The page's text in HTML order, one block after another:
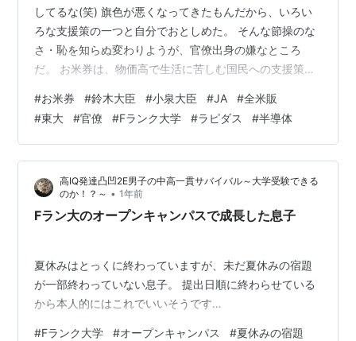
してるな(笑) 旗色が悪くなってきたもんだから、いろい
ろな支援策の一つと自分でおとしめた。 そんな節操のな
さ・恥を知らぬ変わりようが、官僚出身の嫌なところ
だ。 お米券は、物価高で生活に苦しむ国民への支援策と
で、お米は卸業者などの倉庫にどんどんたまり始めてい
る。 その解消策として考えたんだろう。自信満々で語っ
ていたが、今は逃げ出している。 小泉大臣は国民・消費
者のために、政治的な勇気を出して備蓄米の放出を実行
した。 高市内閣となって鈴木さんが新大臣となり、小泉
さんとは平気で真逆のことをした。…
#お米券 #鈴木大臣 #小泉大臣 #JA #全米販
#東大 #官僚 #Fランク大学 #ラピダス #半導体
高IQ発達凸凹2E男子の中高一貫サバイバル～大学受験できる
のか！？～ • 1年前
Fラン大のオープンキャンパスで成長した息子
夏休みはとっくに終わっていますが、未だ夏休みの宿題
が一部終わっていない息子。 提出日順に終わらせている
から本人的にはこれでいいそうです…
#Fランク大学 #オープンキャンパス #夏休みの宿題